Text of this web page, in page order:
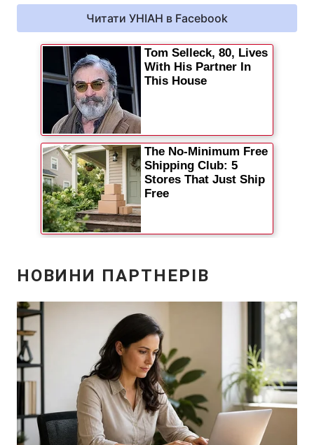
Читати УНІАН в Facebook